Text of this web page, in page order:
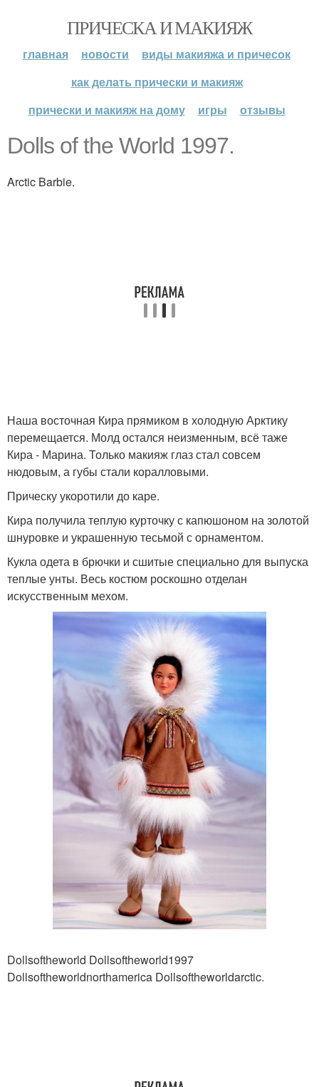
ПРИЧЕСКА И МАКИЯЖ
главная новости
виды макияжа и причесок
как делать прически и макияж
прически и макияж на дому
игры отзывы
Dolls of the World 1997.
Arctic Barbie.
Наша восточная Кира прямиком в холодную Арктику
перемещается. Молд остался неизменным, всё таже
Кира - Марина. Только макияж глаз стал совсем
нюдовым, а губы стали коралловыми.
Прическу укоротили до каре.
Кира получила теплую курточку с капюшоном на золотой
шнуровке и украшенную тесьмой с орнаментом.
Кукла одета в брючки и сшитые специально для выпуска
теплые унты. Весь костюм роскошно отделан
искусственным мехом.
Dollsoftheworld Dollsoftheworld1997
Dollsoftheworldnorthamerica Dollsoftheworldarctic.